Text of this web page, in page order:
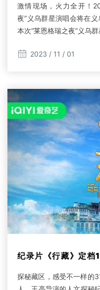
激情现场，火力全开！
夜”义乌群星演唱会将在
本次“莱恩格瑞之夜”义乌
2023 / 11 / 01
纪录片《行藏》定
探秘藏区，感受不一样的